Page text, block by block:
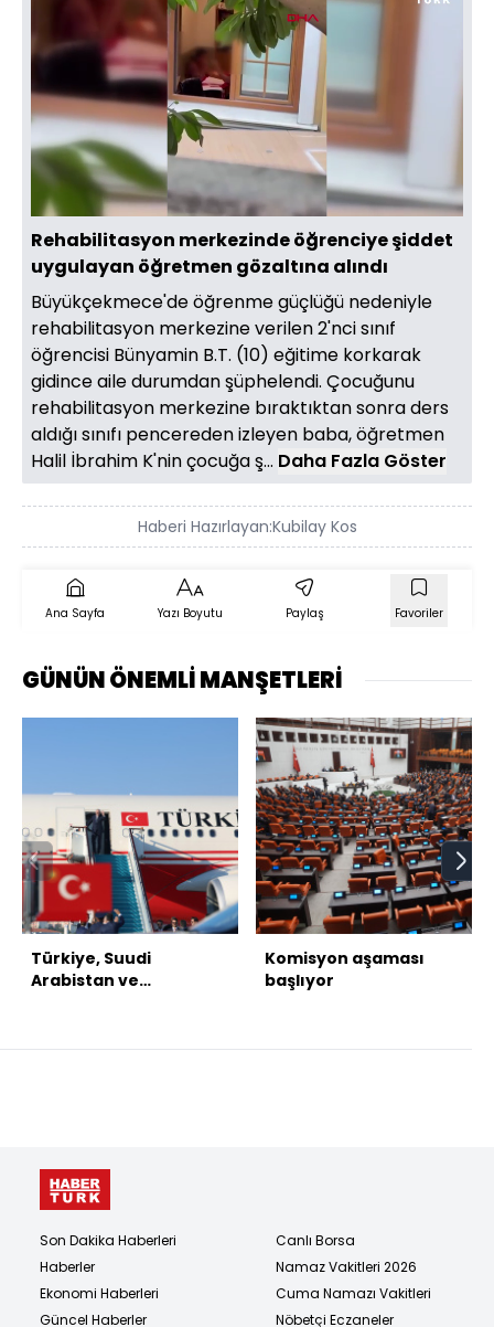
Sesi
Aç
Yüklendi:
100.00%
Oynatma
Hızı
Rehabilitasyon merkezinde öğrenciye şiddet
uygulayan öğretmen gözaltına alındı
Büyükçekmece'de öğrenme güçlüğü nedeniyle
rehabilitasyon merkezine verilen 2'nci sınıf
öğrencisi Bünyamin B.T. (10) eğitime korkarak
gidince aile durumdan şüphelendi. Çocuğunu
rehabilitasyon merkezine bıraktıktan sonra ders
aldığı sınıfı pencereden izleyen baba, öğretmen
Halil İbrahim K'nin çocuğa ş... Daha Fazla Göster
Haberi Hazırlayan:Kubilay Kos
Ana Sayfa Yazı Boyutu Paylaş Favoriler
GÜNÜN ÖNEMLİ MANŞETLERİ
Türkiye, Suudi
Arabistan ve
Komisyon aşaması
başlıyor
Son Dakika Haberleri
Haberler
Ekonomi Haberleri
Güncel Haberler
Canlı Borsa
Namaz Vakitleri 2026
Cuma Namazı Vakitleri
Nöbetçi Eczaneler